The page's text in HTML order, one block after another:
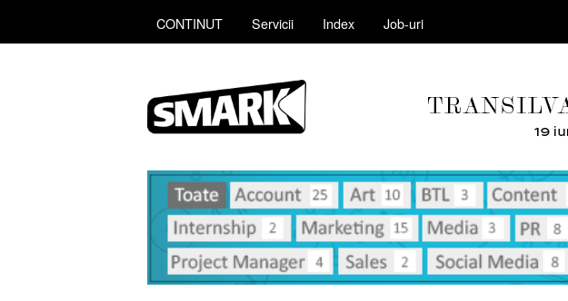
CONTINUT Servicii Index Job-uri